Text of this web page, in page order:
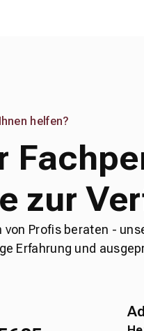
helfen?
zur
von Profis beraten -
Erfahrung und